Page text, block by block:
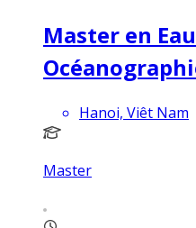
Master en
Hanoi, Viêt Nam
Master